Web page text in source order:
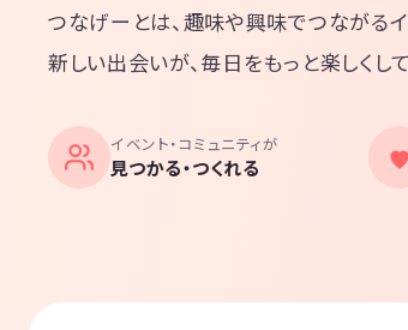
つなげーとは、趣味や興味でつながるイ
新しい出会いが、毎日をもっと楽しくして
イベント・コミュニティが
見つかる・つくれる